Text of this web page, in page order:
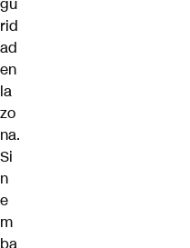
rid
ad
en
la
zo
na.
Si
n
e
m